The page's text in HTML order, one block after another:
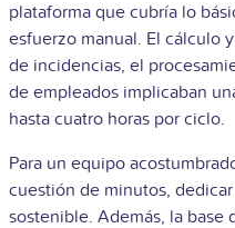
plataforma que cubría lo
esfuerzo manual. El cálculo
de incidencias, el
de empleados implicaban
hasta cuatro horas por ciclo.
Para un equipo
cuestión de minutos,
sostenible. Además, la base